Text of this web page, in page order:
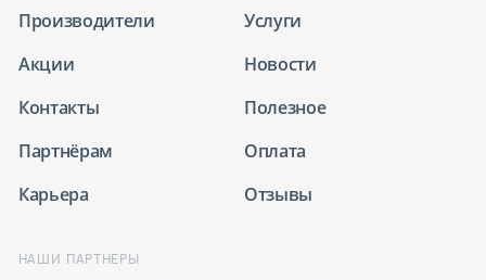
Производители
Услуги
Акции
Новости
Контакты
Полезное
Партнёрам
Оплата
Карьера
Отзывы
НАШИ ПАРТНЕРЫ